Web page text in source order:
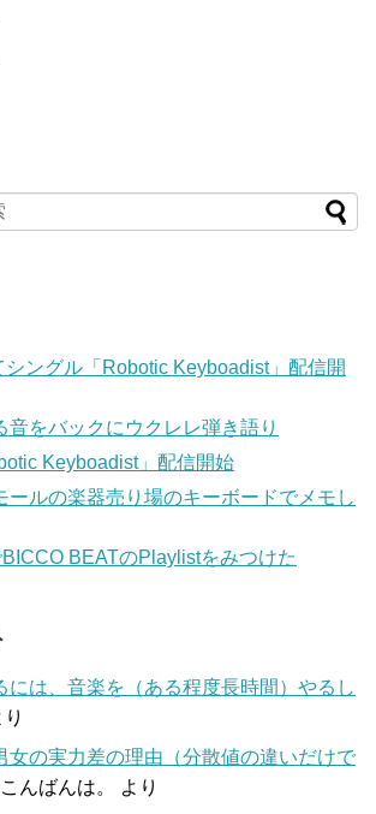
シングル「Robotic Keyboadist」配信開
音をバックにウクレレ弾き語り
Keyboadist」配信開始
ールの楽器売り場のキーボードでメモし
BEATのPlaylistをみつけた
には、音楽を（ある程度長時間）やるし
り
女の実力差の理由（分散値の違いだけで
こんばんは。
より